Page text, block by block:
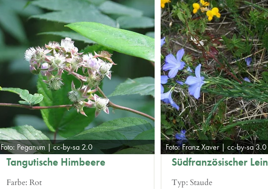
Foto: Peganum | cc-by-sa 2.0
Tangutische Himbeere
Farbe: Rot
Foto: Franz Xaver | cc-by-sa 3.0
Südfranzösischer Lein
Typ: Staude